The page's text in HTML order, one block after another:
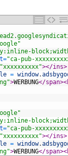
="ca-pub-
></ins>
= window.
>WERBUNG</span>
="ca-pub-
></ins>
= window.
>WERBUNG</span>